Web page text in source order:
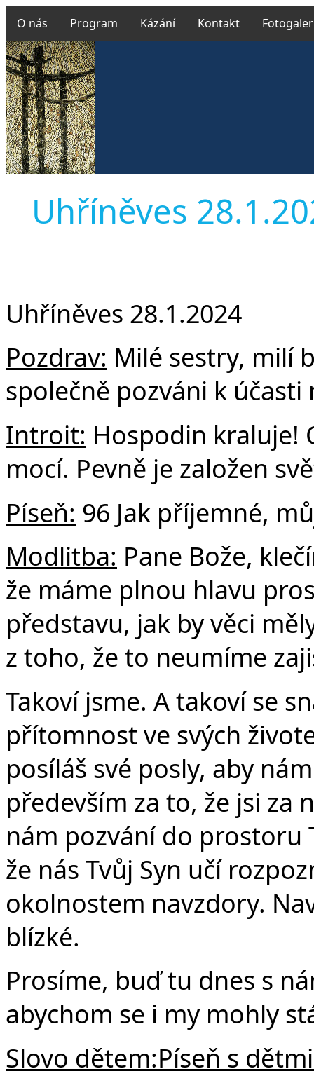
O nás Program Kázání Kontakt
Uhříněves
Uhříněves 28.1.2024
Pozdrav: Milé sestry, milí
společně pozváni k
Introit: Hospodin kraluje!
mocí. Pevně je založen
Píseň: 96 Jak příjemné,
Modlitba: Pane Bože,
že máme plnou hlavu
představu, jak by věci
z toho, že to neumíme
Takoví jsme. A takoví se
přítomnost ve svých
posíláš své posly, aby
především za to, že jsi za
nám pozvání do prostoru
že nás Tvůj Syn učí
okolnostem navzdory.
blízké.
Prosíme, buď tu dnes s
abychom se i my mohly
Slovo dětem:Píseň s